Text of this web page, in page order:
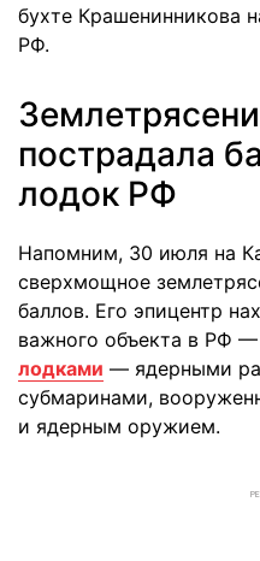
бухте Крашенинникова
РФ.
пострадала
лодок РФ
Напомним, 30 июля на
сверхмощное
баллов. Его эпицентр
важного объекта в РФ —
лодками — ядерными
субмаринами,
и ядерным оружием.